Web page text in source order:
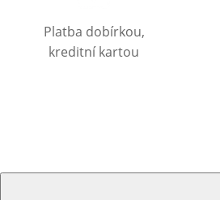
Platba dobírkou,
kreditní kartou